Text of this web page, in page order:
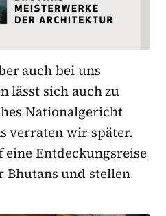
auch bei uns
lässt sich auch zu
Nationalgericht
verraten wir später.
eine Entdeckungsreise
Bhutans und stellen